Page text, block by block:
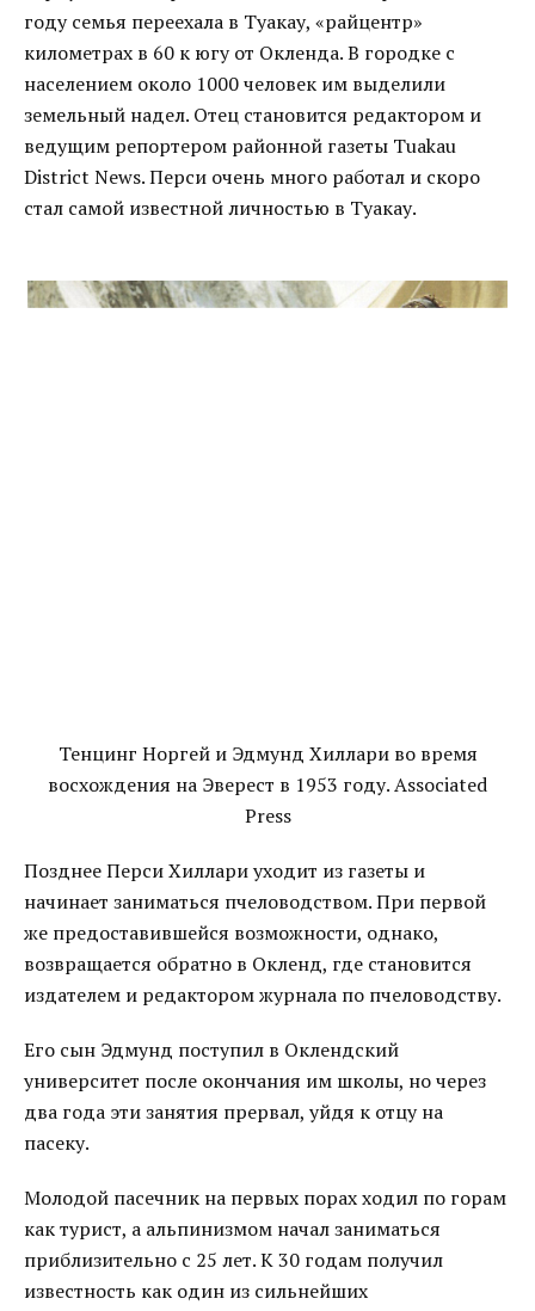
году семья переехала в Туакау, «райцентр»
километрах в 60 к югу от Окленда. В городке с
населением около 1000 человек им выделили
земельный надел. Отец становится редактором и
ведущим репортером районной газеты Tuakau
District News. Перси очень много работал и скоро
стал самой известной личностью в Туакау.
Тенцинг Норгей и Эдмунд Хиллари во время
восхождения на Эверест в 1953 году. Associated
Press
Позднее Перси Хиллари уходит из газеты и
начинает заниматься пчеловодством. При первой
же предоставившейся возможности, однако,
возвращается обратно в Окленд, где становится
издателем и редактором журнала по пчеловодству.
Его сын Эдмунд поступил в Оклендский
университет после окончания им школы, но через
два года эти занятия прервал, уйдя к отцу на
пасеку.
Молодой пасечник на первых порах ходил по горам
как турист, а альпинизмом начал заниматься
приблизительно с 25 лет. К 30 годам получил
известность как один из сильнейших